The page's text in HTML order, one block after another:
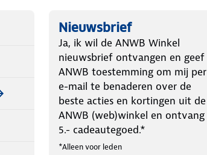
Nieuwsbrief
Ja, ik wil de ANWB Winkel
nieuwsbrief ontvangen en geef
ANWB toestemming om mij per
e-mail te benaderen over de
beste acties en kortingen uit de
ANWB (web)winkel en ontvang
5.- cadeautegoed.*
*Alleen voor leden